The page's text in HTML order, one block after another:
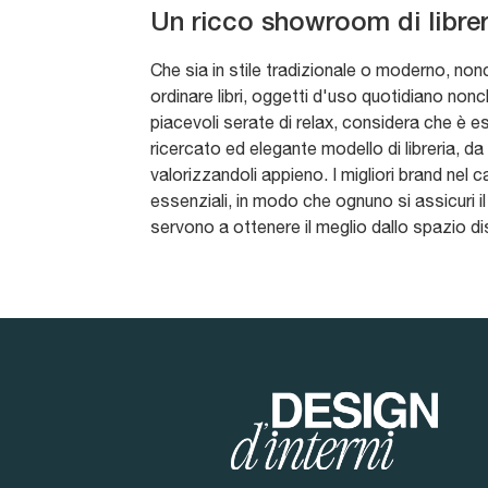
Un ricco showroom di
Che sia in stile tradizionale o moderno,
ordinare libri, oggetti d'uso quotidiano
piacevoli serate di relax, considera che è
ricercato ed elegante modello di libreria,
valorizzandoli appieno. I migliori brand nel
essenziali, in modo che ognuno si assicuri
servono a ottenere il meglio dallo spazio